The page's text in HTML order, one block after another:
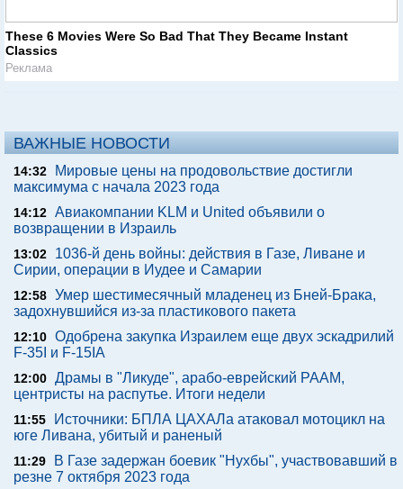
These 6 Movies Were So Bad That They Became Instant
Classics
Реклама
ВАЖНЫЕ НОВОСТИ
14:32
Мировые цены на продовольствие достигли
максимума с начала 2023 года
14:12 Авиакомпании KLM и United объявили о
возвращении в Израиль
13:02
1036-й день войны: действия в Газе, Ливане и
Сирии, операции в Иудее и Самарии
12:58 Умер шестимесячный младенец из Бней-Брака,
задохнувшийся из-за пластикового пакета
12:10 Одобрена закупка Израилем еще двух эскадрилий
F-35I и F-15IA
12:00 Драмы в "Ликуде", арабо-еврейский РААМ,
центристы на распутье. Итоги недели
11:55
Источники: БПЛА ЦАХАЛа атаковал мотоцикл на
юге Ливана, убитый и раненый
11:29
В Газе задержан боевик "Нухбы", участвовавший в
резне 7 октября 2023 года